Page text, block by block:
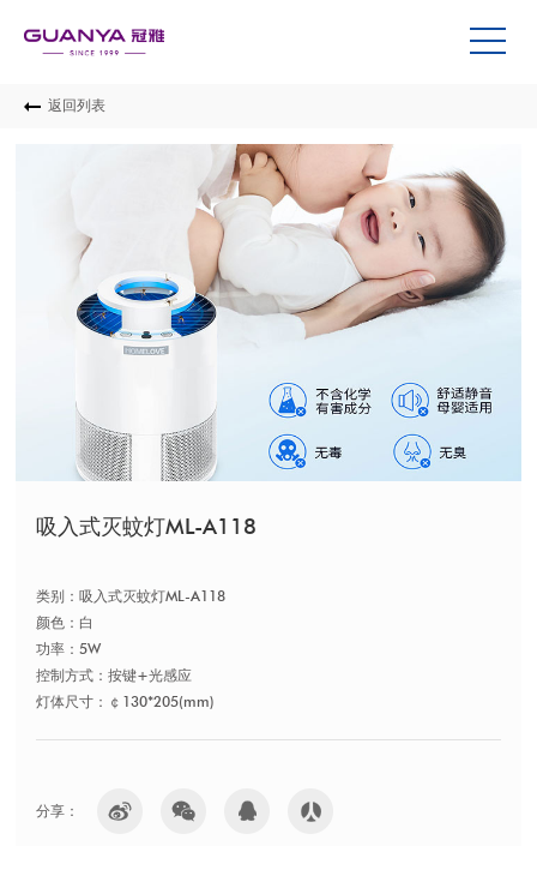
返回列表
吸入式灭蚊灯ML-A118
类别：吸入式灭蚊灯ML-A118
颜色：白
功率：5W
控制方式：按键+光感应
灯体尺寸：￠130*205(mm)
分享：